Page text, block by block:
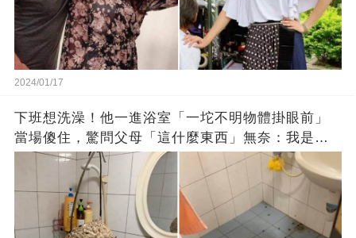
2024/01/17
下班想洗澡！他一進浴室「一坨不明物體掛眼前」
當場傻住，驚問父母「這什麼東西」無奈：我是親
生的嗎？